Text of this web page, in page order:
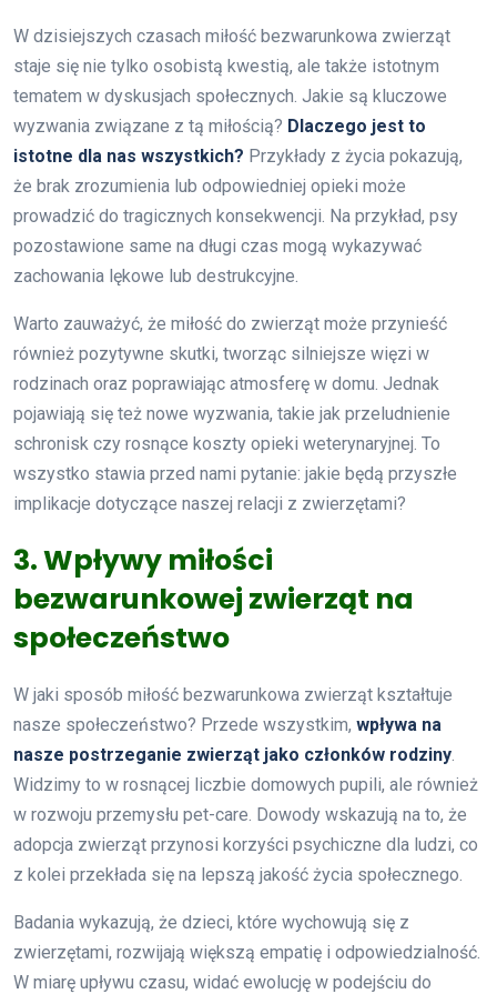
W dzisiejszych czasach miłość bezwarunkowa zwierząt
staje się nie tylko osobistą kwestią, ale także istotnym
tematem w dyskusjach społecznych. Jakie są kluczowe
wyzwania związane z tą miłością? Dlaczego jest to
istotne dla nas wszystkich? Przykłady z życia pokazują,
że brak zrozumienia lub odpowiedniej opieki może
prowadzić do tragicznych konsekwencji. Na przykład, psy
pozostawione same na długi czas mogą wykazywać
zachowania lękowe lub destrukcyjne.
Warto zauważyć, że miłość do zwierząt może przynieść
również pozytywne skutki, tworząc silniejsze więzi w
rodzinach oraz poprawiając atmosferę w domu. Jednak
pojawiają się też nowe wyzwania, takie jak przeludnienie
schronisk czy rosnące koszty opieki weterynaryjnej. To
wszystko stawia przed nami pytanie: jakie będą przyszłe
implikacje dotyczące naszej relacji z zwierzętami?
3. Wpływy miłości
bezwarunkowej zwierząt na
społeczeństwo
W jaki sposób miłość bezwarunkowa zwierząt kształtuje
nasze społeczeństwo? Przede wszystkim, wpływa na
nasze postrzeganie zwierząt jako członków rodziny
Widzimy to w rosnącej liczbie domowych pupili, ale również
w rozwoju przemysłu pet-care. Dowody wskazują na to, że
adopcja zwierząt przynosi korzyści psychiczne dla ludzi, co
z kolei przekłada się na lepszą jakość życia społecznego.
Badania wykazują, że dzieci, które wychowują się z
zwierzętami, rozwijają większą empatię i odpowiedzialność.
W miarę upływu czasu, widać ewolucję w podejściu do